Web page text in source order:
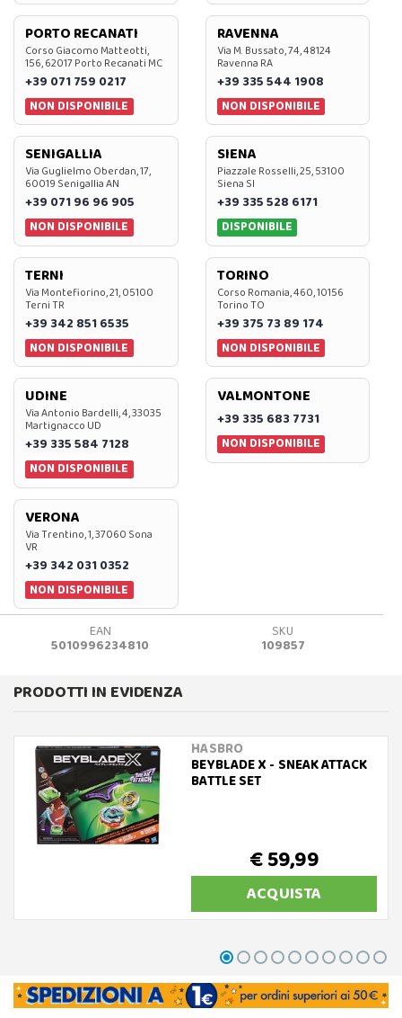
PORTO RECANATI
Corso Giacomo Matteotti,
156, 62017 Porto Recanati MC
+39 071 759 0217
NON DISPONIBILE
RAVENNA
Via M. Bussato, 74, 48124
Ravenna RA
+39 335 544 1908
NON DISPONIBILE
SENIGALLIA
Via Guglielmo Oberdan, 17,
60019 Senigallia AN
+39 071 96 96 905
NON DISPONIBILE
SIENA
Piazzale Rosselli, 25, 53100
Siena SI
+39 335 528 6171
DISPONIBILE
TERNI
Via Montefiorino, 21, 05100
Terni TR
+39 342 851 6535
NON DISPONIBILE
TORINO
Corso Romania, 460, 10156
Torino TO
+39 375 73 89 174
NON DISPONIBILE
UDINE
Via Antonio Bardelli, 4, 33035
Martignacco UD
+39 335 584 7128
NON DISPONIBILE
VALMONTONE
+39 335 683 7731
NON DISPONIBILE
VERONA
Via Trentino, 1, 37060 Sona
VR
+39 342 031 0352
NON DISPONIBILE
EAN
5010996234810
SKU
109857
PRODOTTI IN EVIDENZA
HASBRO
BEYBLADE X - SNEAK ATTACK
BATTLE SET
€ 59,99
ACQUISTA